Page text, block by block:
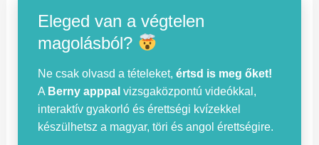
Eleged van a végtelen
magolásból?
Ne csak olvasd a tételeket,értsd is meg őket!
A Berny apppal vizsgaközpontú videókkal,
interaktív gyakorló és érettségi kvízekkel
készülhetsz a magyar, töri és angol érettségire.